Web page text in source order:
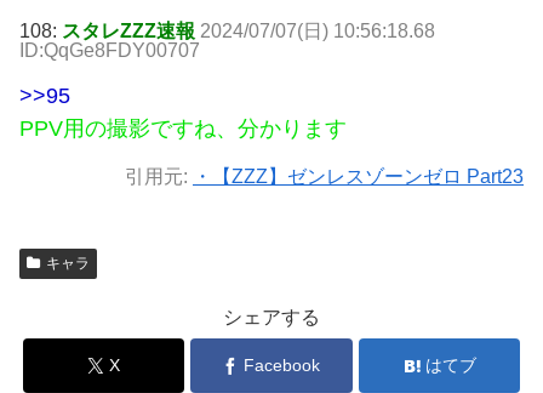
108: スタレZZZ速報 2024/07/07(日) 10:56:18.68
ID:QqGe8FDY00707
>>95
PPV用の撮影ですね、分かります
引用元: ・【ZZZ】ゼンレスゾーンゼロ Part23
キャラ
シェアする
X Facebook はてブ